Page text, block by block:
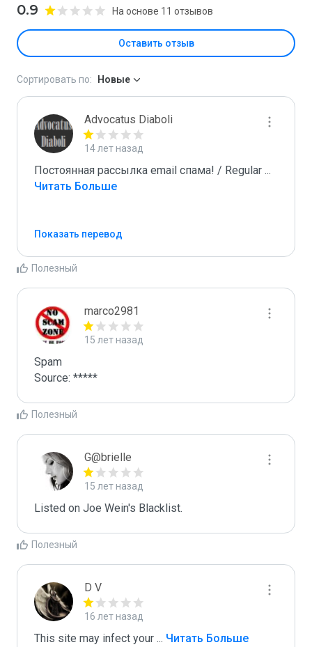
0.9 На основе 11 отзывов
Оставить отзыв
Сортировать по: Новые
Advocatus Diaboli
14 лет назад
Постоянная рассылка email спама! / Regular ...
Читать Больше
Показать перевод
Полезный
marco2981
15 лет назад
Spam
Source: *****
Полезный
G@brielle
15 лет назад
Listed on Joe Wein's Blacklist.
Полезный
D V
16 лет назад
This site may infect your ... Читать Больше